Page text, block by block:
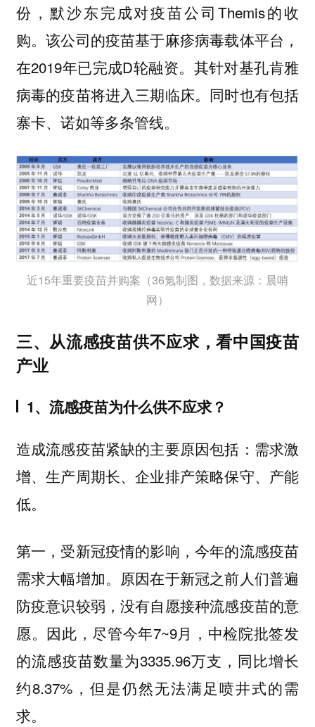
份，默沙东完成对疫苗公司Themis的收
购。该公司的疫苗基于麻疹病毒载体平台，
在2019年已完成D轮融资。其针对基孔肯雅
病毒的疫苗将进入三期临床。同时也有包括
寨卡、诺如等多条管线。
近15年重要疫苗并购案（36氪制图，数据来源：晨哨
网）
三、从流感疫苗供不应求，看中国疫苗
产业
1、流感疫苗为什么供不应求？
造成流感疫苗紧缺的主要原因包括：需求激
增、生产周期长、企业排产策略保守、产能
低。
第一，受新冠疫情的影响，今年的流感疫苗
需求大幅增加。原因在于新冠之前人们普遍
防疫意识较弱，没有自愿接种流感疫苗的意
愿。因此，尽管今年7~9月，中检院批签发
的流感疫苗数量为3335.96万支，同比增长
约8.37%，但是仍然无法满足喷井式的需
求。